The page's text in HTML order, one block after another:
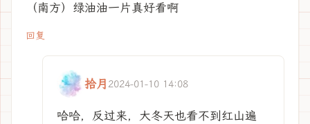
（南方）绿油油一片真好看啊
回复
拾月 2024-01-10 14:08
哈哈，反过来，大冬天也看不到红山遍